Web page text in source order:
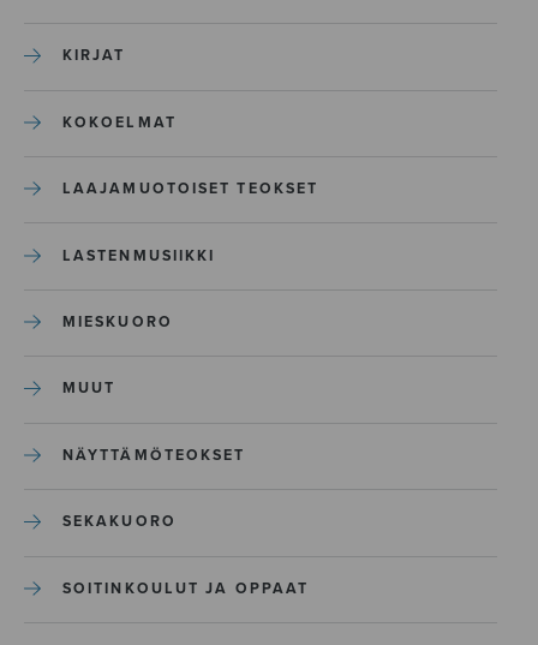
KIRJAT
KOKOELMAT
LAAJAMUOTOISET TEOKSET
LASTENMUSIIKKI
MIESKUORO
MUUT
NÄYTTÄMÖTEOKSET
SEKAKUORO
SOITINKOULUT JA OPPAAT